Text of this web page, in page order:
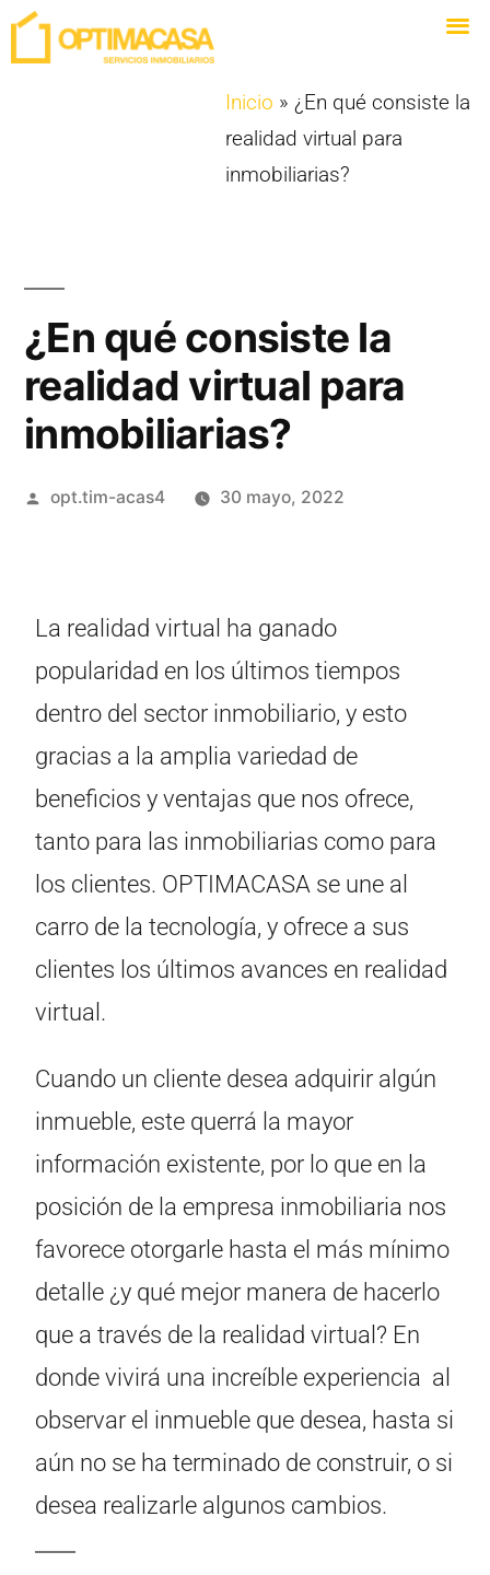
Inicio »¿En qué consiste la
realidad virtual para
inmobiliarias?
¿En qué consiste la
realidad virtual para
inmobiliarias?
opt.tim-acas4 30 mayo, 2022
La realidad virtual ha ganado
popularidad en los últimos tiempos
dentro del sector inmobiliario, y esto
gracias a la amplia variedad de
beneficios y ventajas que nos ofrece,
tanto para las inmobiliarias como para
los clientes. OPTIMACASA se une al
carro de la tecnología, y ofrece a sus
clientes los últimos avances en realidad
virtual.
Cuando un cliente desea adquirir algún
inmueble, este querrá la mayor
información existente, por lo que en la
posición de la empresa inmobiliaria nos
favorece otorgarle hasta el más mínimo
detalle ¿y qué mejor manera de hacerlo
que a través de la realidad virtual? En
donde vivirá una increíble experiencia al
observar el inmueble que desea, hasta si
aún no se ha terminado de construir, o si
desea realizarle algunos cambios.